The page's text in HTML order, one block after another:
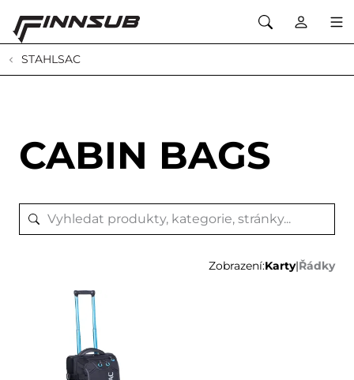
STAHLSAC
CABIN BAGS
Zobrazení:Karty|Řádky